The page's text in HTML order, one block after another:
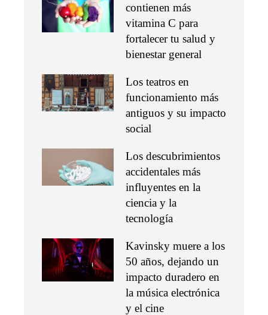
contienen más
vitamina C para
fortalecer tu salud y
bienestar general
Los teatros en
funcionamiento más
antiguos y su impacto
social
Los descubrimientos
accidentales más
influyentes en la
ciencia y la
tecnología
Kavinsky muere a los
50 años, dejando un
impacto duradero en
la música electrónica
y el cine